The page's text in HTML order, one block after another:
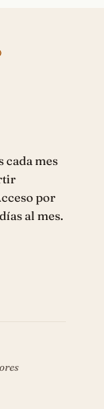
cada mes
por
al mes.